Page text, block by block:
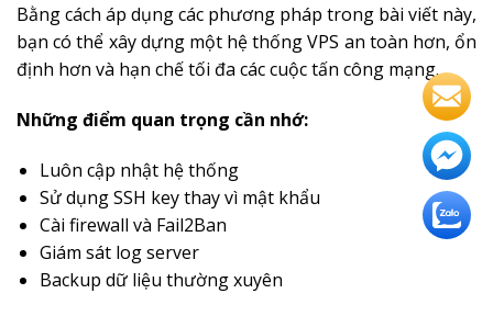
Bằng cách áp dụng các phương pháp trong bài viết này,
bạn có thể xây dựng một hệ thống VPS an toàn hơn, ổn
định hơn và hạn chế tối đa các cuộc tấn công mạng.
Những điểm quan trọng cần nhớ:
Luôn cập nhật hệ thống
Sử dụng SSH key thay vì mật khẩu
Cài firewall và Fail2Ban
Giám sát log server
Backup dữ liệu thường xuyên